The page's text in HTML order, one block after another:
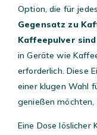
Option, die für
Gegensatz zu
Kaffeepulver
in Geräte wie
erforderlich. Diese
einer klugen Wahl
genießen möchten,
Eine Dose löslicher